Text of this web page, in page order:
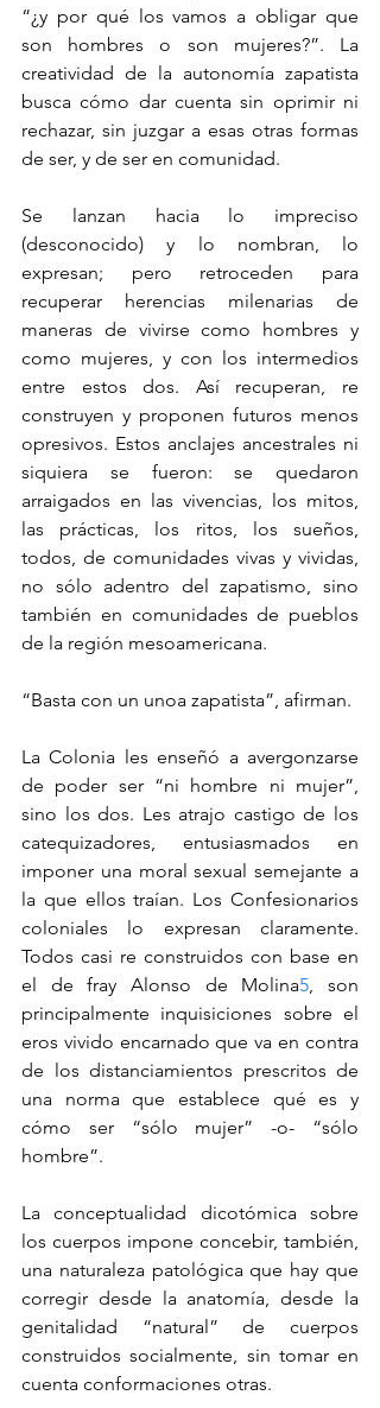
“¿y por qué los vamos a obligar que
son hombres o son mujeres?”. La
creatividad de la autonomía zapatista
busca cómo dar cuenta sin oprimir ni
rechazar, sin juzgar a esas otras formas
de ser, y de ser en comunidad.
Se lanzan hacia lo impreciso
(desconocido) y lo nombran, lo
expresan; pero retroceden para
recuperar herencias milenarias de
maneras de vivirse como hombres y
como mujeres, y con los intermedios
entre estos dos. Así recuperan, re
construyen y proponen futuros menos
opresivos. Estos anclajes ancestrales ni
siquiera se fueron: se quedaron
arraigados en las vivencias, los mitos,
las prácticas, los ritos, los sueños,
todos, de comunidades vivas y vividas,
no sólo adentro del zapatismo, sino
también en comunidades de pueblos
de la región mesoamericana.
“Basta con un unoa zapatista”, afirman.
La Colonia les enseñó a avergonzarse
de poder ser “ni hombre ni mujer”,
sino los dos. Les atrajo castigo de los
catequizadores, entusiasmados en
imponer una moral sexual semejante a
la que ellos traían. Los Confesionarios
coloniales lo expresan claramente.
Todos casi re construidos con base en
el de fray Alonso de Molina5, son
principalmente inquisiciones sobre el
eros vivido encarnado que va en contra
de los distanciamientos prescritos de
una norma que establece qué es y
cómo ser “sólo mujer” -o- “sólo
hombre”.
La conceptualidad dicotómica sobre
los cuerpos impone concebir, también,
una naturaleza patológica que hay que
corregir desde la anatomía, desde la
genitalidad “natural” de cuerpos
construidos socialmente, sin tomar en
cuenta conformaciones otras.